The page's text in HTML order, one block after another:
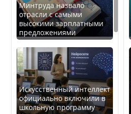
Минтруда назвало
отрасли с самыми
высокими зарплатными
предложениями
Искусственный интеллект
официально включили в
школьную программу